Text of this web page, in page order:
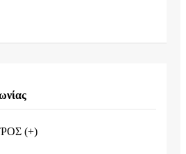
(+)